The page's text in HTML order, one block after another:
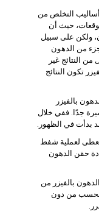
أساليب التخلص من
حيث أن
ولكن على سبيل
من الدهون
النتائج غير
تكون النتائج
بالفيزر
جدًا. ففي خلال
لعملية شفط
حقن الدهون
بالفيزر من
فحسب من دون